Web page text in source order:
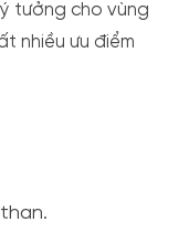
tưởng cho vùng
nhiều ưu điểm